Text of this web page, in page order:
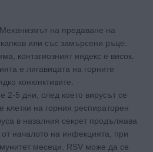
на предаване на
или със замърсени ръце.
контагиозният индекс е висок.
е лигавицата на горните
конюнктивите.
2-5 дни, след което вирусът се
клетки на горния респираторен
в назалния секрет продължава
началото на инфекцията, при
месеци. RSV може да се